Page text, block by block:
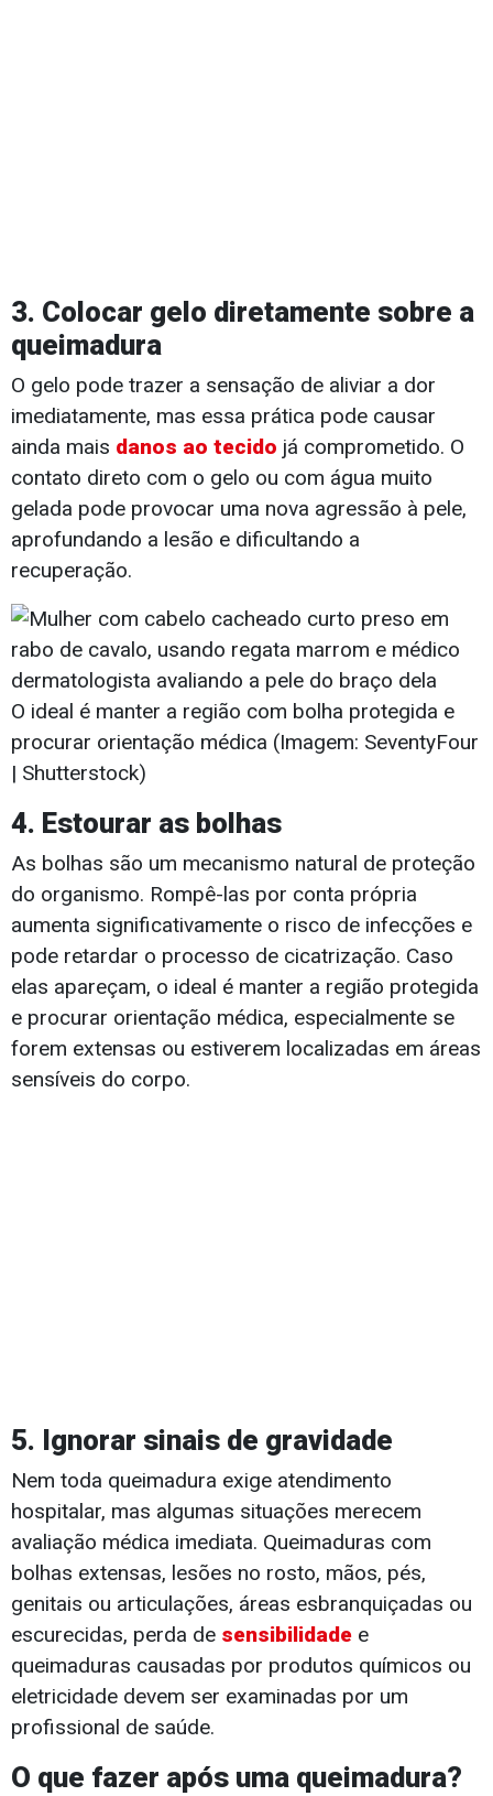
3. Colocar gelo diretamente sobre a
queimadura
O gelo pode trazer a sensação de aliviar a dor
imediatamente, mas essa prática pode causar
ainda mais danos ao tecido já comprometido. O
contato direto com o gelo ou com água muito
gelada pode provocar uma nova agressão à pele,
aprofundando a lesão e dificultando a
recuperação.
O ideal é manter a região com bolha protegida e
procurar orientação médica (Imagem: SeventyFour
| Shutterstock)
4. Estourar as bolhas
As bolhas são um mecanismo natural de proteção
do organismo. Rompê-las por conta própria
aumenta significativamente o risco de infecções e
pode retardar o processo de cicatrização. Caso
elas apareçam, o ideal é manter a região protegida
e procurar orientação médica, especialmente se
forem extensas ou estiverem localizadas em áreas
sensíveis do corpo.
5. Ignorar sinais de gravidade
Nem toda queimadura exige atendimento
hospitalar, mas algumas situações merecem
avaliação médica imediata. Queimaduras com
bolhas extensas, lesões no rosto, mãos, pés,
genitais ou articulações, áreas esbranquiçadas ou
escurecidas, perda de sensibilidade e
queimaduras causadas por produtos químicos ou
eletricidade devem ser examinadas por um
profissional de saúde.
O que fazer após uma queimadura?